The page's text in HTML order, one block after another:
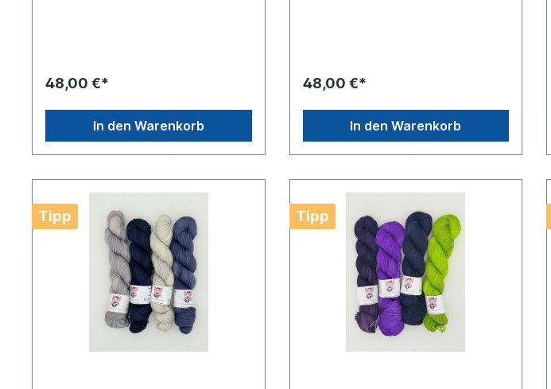
48,00 €*
In den Warenkorb
48,00 €*
In den Warenkorb
Tipp Tipp